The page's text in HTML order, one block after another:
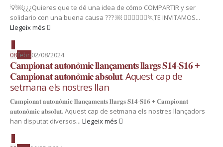
💡￼¿¿¿Quieres que te dé una idea de cómo COMPARTIR y ser
solidario con una buena causa ??? ￼ 🏃🏻‍♂️🏃🏼‍♀️🏃TE INVITAMOS...
Llegeix més
08febr.02/08/2024
𝐂𝐚𝐦𝐩𝐢𝐨𝐧𝐚𝐭 𝐚𝐮𝐭𝐨𝐧𝐨̀𝐦𝐢𝐜 𝐥𝐥𝐚𝐧𝐜̧𝐚𝐦𝐞𝐧𝐭𝐬 𝐥𝐥𝐚𝐫𝐠𝐬 𝐒𝟏𝟒-𝐒𝟏𝟔 +
𝐂𝐚𝐦𝐩𝐢𝐨𝐧𝐚𝐭 𝐚𝐮𝐭𝐨𝐧𝐨̀𝐦𝐢𝐜 𝐚𝐛𝐬𝐨𝐥𝐮𝐭. Aquest cap de
setmana els nostres llan
𝐂𝐚𝐦𝐩𝐢𝐨𝐧𝐚𝐭 𝐚𝐮𝐭𝐨𝐧𝐨̀𝐦𝐢𝐜 𝐥𝐥𝐚𝐧𝐜̧𝐚𝐦𝐞𝐧𝐭𝐬 𝐥𝐥𝐚𝐫𝐠𝐬 𝐒𝟏𝟒-𝐒𝟏𝟔 + 𝐂𝐚𝐦𝐩𝐢𝐨𝐧𝐚𝐭
𝐚𝐮𝐭𝐨𝐧𝐨̀𝐦𝐢𝐜 𝐚𝐛𝐬𝐨𝐥𝐮𝐭. Aquest cap de setmana els nostres llançadors
han disputat diversos... Llegeix més